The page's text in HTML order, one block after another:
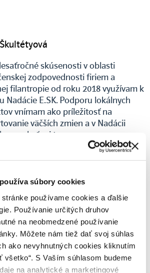
súbory cookies
používame cookies a ďalšie
Používanie určitých druhov
na neobmedzené používanie
Môžete nám tiež dať svoj súhlas
ako nevyhnutných cookies kliknutím
všetko“. S Vaším súhlasom budeme
na analytické a marketingové
skúsenosti v oblasti
zodpovednosti firiem a
filantropie od roku 2018 využívam k
Nadácie E.SK. Podporu lokálnych
vnímam ako príležitosť na
väčších zmien a v Nadácii
byť pri tom.
ELEKTRINA ZSE POMÁHA
meniť školské
na klimatické záhrady